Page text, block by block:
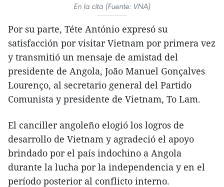
En la cita (Fuente: VNA)
Por su parte, Téte António expresó su
satisfacción por visitar Vietnam por primera vez
y transmitió un mensaje de amistad del
presidente de Angola, João Manuel Gonçalves
Lourenço, al secretario general del Partido
Comunista y presidente de Vietnam, To Lam.
El canciller angoleño elogió los logros de
desarrollo de Vietnam y agradeció el apoyo
brindado por el país indochino a Angola
durante la lucha por la independencia y en el
período posterior al conflicto interno.